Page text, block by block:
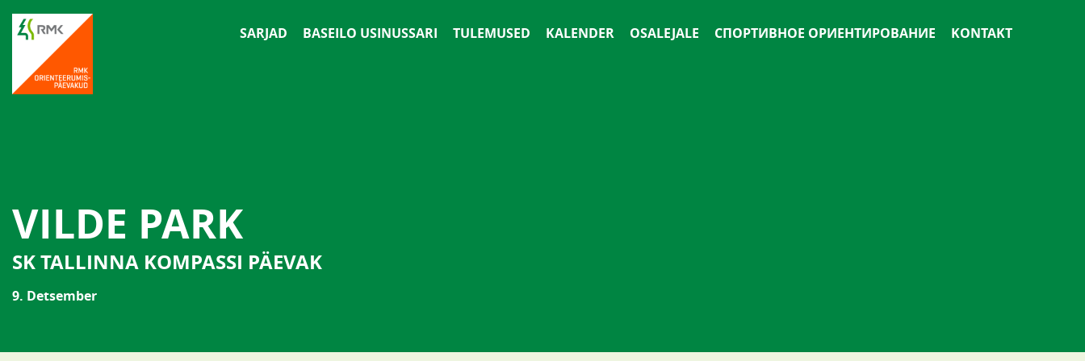
SARJAD BASEILO USINUSSARI TULEMUSED KALENDER OSALEJALE СПОРТИВНОЕ ОРИЕНТИРОВАНИЕ KONTAKT
VILDE PARK
SK TALLINNA KOMPASSI PÄEVAK
9. Detsember